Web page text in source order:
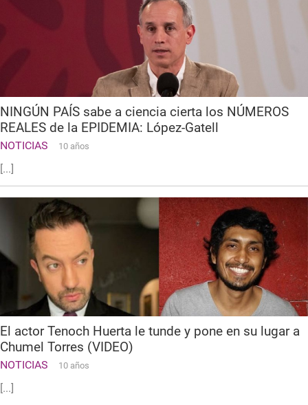
NINGÚN PAÍS sabe a ciencia cierta los NÚMEROS
REALES de la EPIDEMIA: López-Gatell
NOTICIAS 10 años
[...]
El actor Tenoch Huerta le tunde y pone en su lugar a
Chumel Torres (VIDEO)
NOTICIAS 10 años
[...]